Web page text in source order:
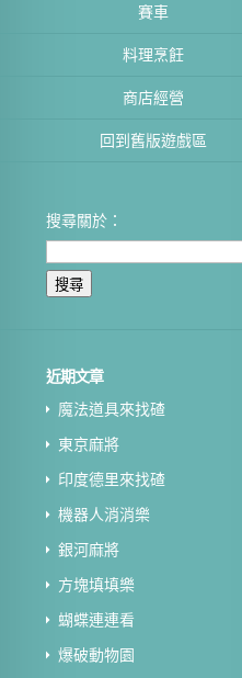
賽車
料理烹飪
商店經營
回到舊版遊戲區
搜尋關於：
近期文章
魔法道具來找碴
東京麻將
印度德里來找碴
機器人消消樂
銀河麻將
方塊填填樂
蝴蝶連連看
爆破動物園